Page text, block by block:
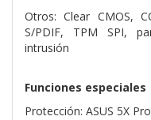
Otros: Clear CMOS,
S/PDIF, TPM SPI,
intrusión
Funciones especiales
Protección: ASUS 5X